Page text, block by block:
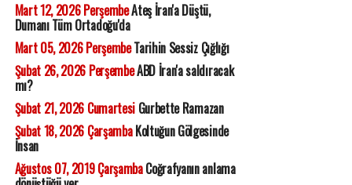
Mart 12, 2026 PerşembeAteş İran'a Düştü,
Dumanı Tüm Ortadoğu'da
Mart 05, 2026 PerşembeTarihin Sessiz Çığlığı
Şubat 26, 2026 PerşembeABD İran'a saldıracak
mı?
Şubat 21, 2026 CumartesiGurbette Ramazan
Şubat 18, 2026 ÇarşambaKoltuğun Gölgesinde
İnsan
Ağustos 07, 2019 ÇarşambaCoğrafyanın anlama